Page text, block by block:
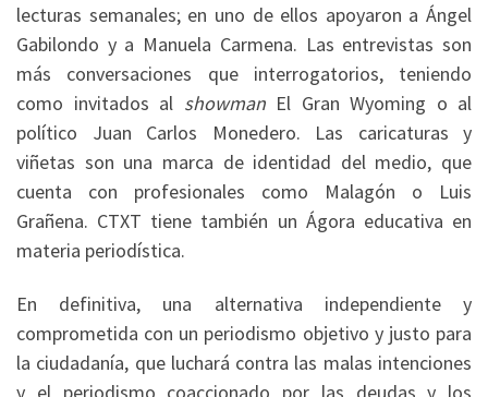
lecturas semanales; en uno de ellos apoyaron a Ángel
Gabilondo y a Manuela Carmena. Las entrevistas son
más conversaciones que interrogatorios, teniendo
como invitados al showmanEl Gran Wyoming o al
político Juan Carlos Monedero. Las caricaturas y
viñetas son una marca de identidad del medio, que
cuenta con profesionales como Malagón o Luis
Grañena. CTXT tiene también un Ágora educativa en
materia periodística.
En definitiva, una alternativa independiente y
comprometida con un periodismo objetivo y justo para
la ciudadanía, que luchará contra las malas intenciones